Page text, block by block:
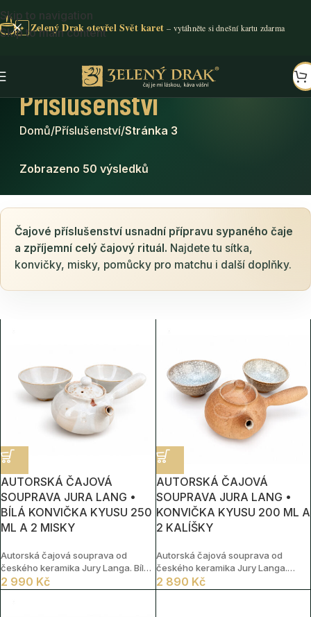
Skip to navigation
Skip to main content
✦ Zelený Drak otevřel Svět karet
Příslušenství
Domů/Příslušenství/Stránka 3
Zobrazeno 50 výsledků
Čajové příslušenství usnadní přípravu sypaného čaje
a zpříjemní celý čajový rituál. Najdete tu sítka,
konvičky, misky, pomůcky pro matchu i další doplňky.
AUTORSKÁ ČAJOVÁ
SOUPRAVA JURA LANG •
BÍLÁ KONVIČKA KYUSU 250
ML A 2 MISKY
Autorská čajová souprava od
českého keramika Jury Langa. Bílá
konvička typu kyusu o objemu
přibližně 250 ml a dvě sladěné
2 990 Kč
AUTORSKÁ ČAJOVÁ
SOUPRAVA JURA LANG •
KONVIČKA KYUSU 200 ML A
2 KALÍŠKY
Autorská čajová souprava od
českého keramika Jury Langa.
Konvičku typu kyusu o objemu
přibližně 200 ml doplňují dva čajové
2 890 Kč